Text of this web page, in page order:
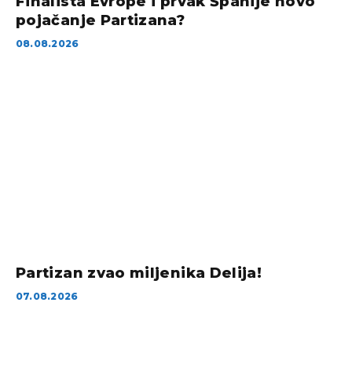
pojačanje Partizana?
08.08.2026
Partizan zvao miljenika Delija!
07.08.2026